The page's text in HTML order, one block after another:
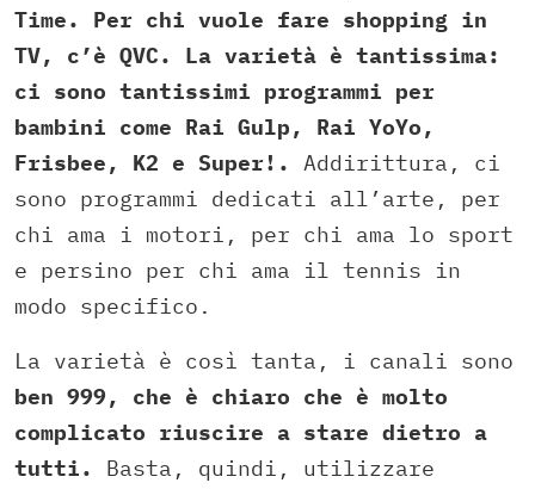
Time. Per chi vuole fare shopping in
TV, c’è QVC. La varietà è tantissima:
ci sono tantissimi programmi per
bambini come Rai Gulp, Rai YoYo,
Frisbee, K2 e Super!.
Addirittura, ci
sono programmi dedicati all’arte, per
chi ama i motori, per chi ama lo sport
e persino per chi ama il tennis in
modo specifico.
La varietà è così tanta, i canali sono
ben 999, che è chiaro che è molto
complicato riuscire a stare dietro a
tutti.
Basta, quindi, utilizzare